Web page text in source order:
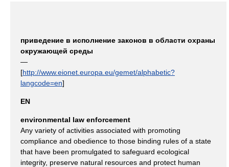
приведение в исполнение законов в области охраны
окружающей среды
—
[http://www.eionet.europa.eu/gemet/alphabetic?
langcode=en]
EN
environmental law enforcement
Any variety of activities associated with promoting
compliance and obedience to those binding rules of a state
that have been promulgated to safeguard ecological
integrity, preserve natural resources and protect human